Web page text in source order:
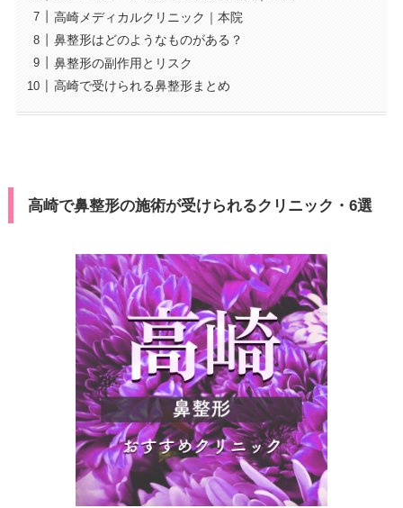
高崎メディカルクリニック｜本院
鼻整形はどのようなものがある？
鼻整形の副作用とリスク
高崎で受けられる鼻整形まとめ
高崎で鼻整形の施術が受けられるクリニック・6選